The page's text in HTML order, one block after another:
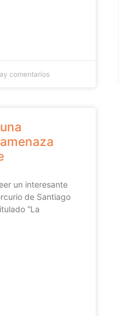
comentarios
un interesante
de Santiago
“La